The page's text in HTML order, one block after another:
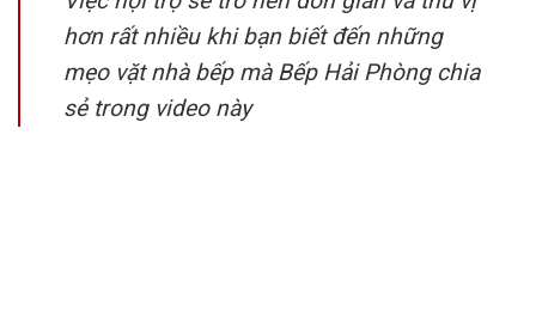
hơn rất nhiều khi bạn biết đến những
mẹo vặt nhà bếp mà Bếp Hải Phòng chia
sẻ trong video này